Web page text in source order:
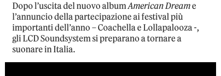
Dopo l’uscita del nuovo albumAmerican Dreame
l’annuncio della partecipazione ai festival più
importanti dell’anno – Coachella e Lollapalooza -,
gli LCD Soundsystem si preparano a tornare a
suonare in Italia.